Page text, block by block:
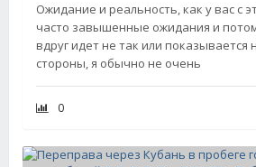
Ожидание и реальность, как у вас с
часто завышенные ожидания и
вдруг идет не так или показывается
стороны, я обычно не очень
0